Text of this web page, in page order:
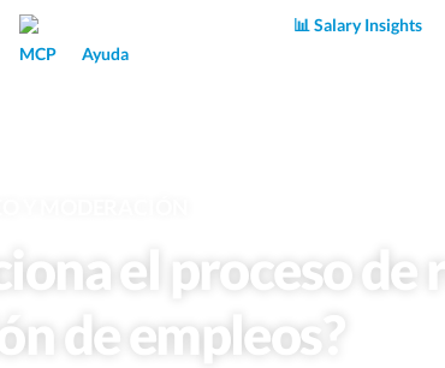
📊 Salary Insights
MCP
Ayuda
el proceso de
de empleos?